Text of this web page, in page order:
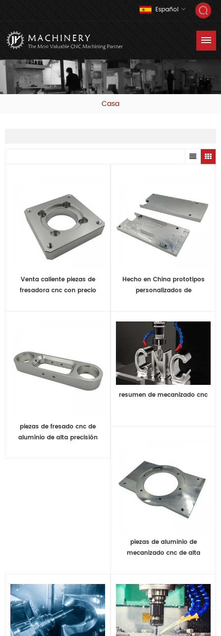
Español
Casa
Venta caliente piezas de
fresadora cnc con precio
Hecho en China prototipos
personalizados de
piezas de fresado cnc de
aluminio de alta precisión
resumen de mecanizado cnc
piezas de aluminio de
mecanizado cnc de alta